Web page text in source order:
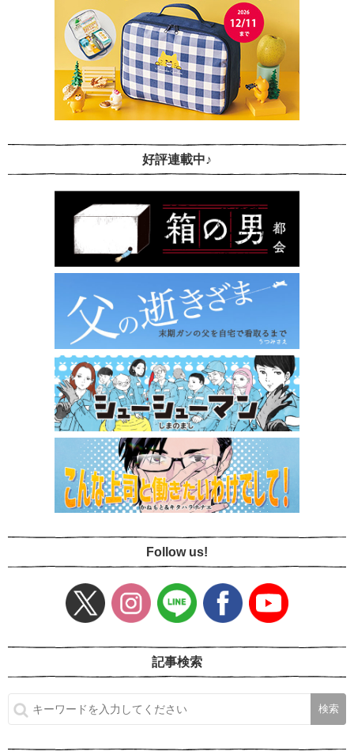
好評連載中♪
Follow us!
記事検索